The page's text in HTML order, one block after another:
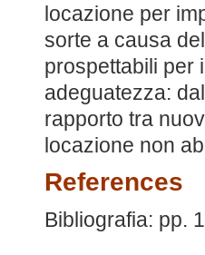
locazione per
sorte a causa
prospettabili per
adeguatezza:
rapporto tra
locazione non
References
Bibliografia: pp.